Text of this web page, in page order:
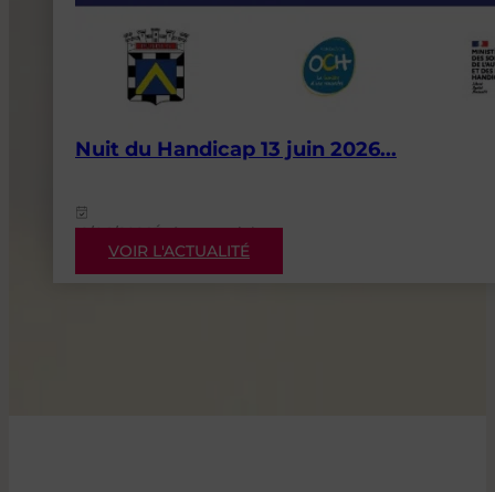
Nuit du Handicap 13 juin 2026...
12/06/2026Événementiels
VOIR L'ACTUALITÉ